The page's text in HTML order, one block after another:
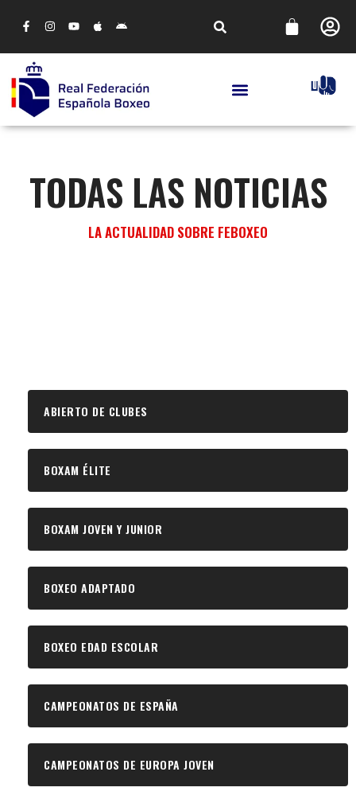
TODAS LAS NOTICIAS
LA ACTUALIDAD SOBRE FEBOXEO
ABIERTO DE CLUBES
BOXAM ÉLITE
BOXAM JOVEN Y JUNIOR
BOXEO ADAPTADO
BOXEO EDAD ESCOLAR
CAMPEONATOS DE ESPAÑA
CAMPEONATOS DE EUROPA JOVEN